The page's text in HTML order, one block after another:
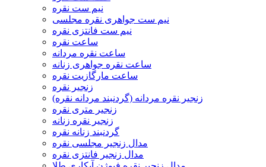
نیم ست نقره
نیم ست جواهری نقره مجلسی
نیم ست فانتزی نقره
ساعت نقره
ساعت نقره مردانه
ساعت نقره جواهری زنانه
ساعت مارگازیت نقره
زنجیر نقره
زنجیر نقره مردانه (گردنبند مردانه نقره)
زنجیر متری نقره
زنجیر نقره زنانه
گردنبند زنانه نقره
مدال زنجیر مجلسی نقره
مدال زنجیر فانتزی نقره